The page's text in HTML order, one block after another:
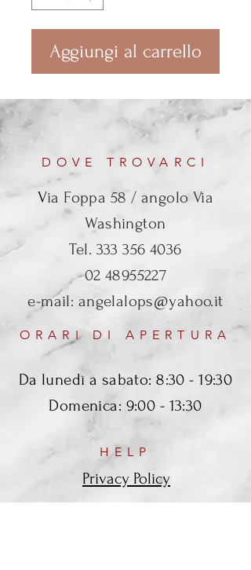
Aggiungi al carrello
DOVE TROVARCI
Via Foppa 58 / angolo Via
Washington
Tel. 333 356 4036
02 48955227
e-mail: angelalops@yahoo.it
ORARI DI APERTURA
Da lunedì a sabato: 8:30 - 19:30
Domenica: 9:00 - 13:30
HELP
Privacy Policy